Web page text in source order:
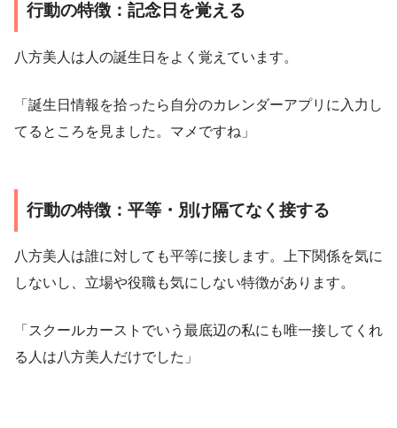
行動の特徴：記念日を覚える
八方美人は人の誕生日をよく覚えています。
「誕生日情報を拾ったら自分のカレンダーアプリに入力し
てるところを見ました。マメですね」
行動の特徴：平等・別け隔てなく接する
八方美人は誰に対しても平等に接します。上下関係を気に
しないし、立場や役職も気にしない特徴があります。
「スクールカーストでいう最底辺の私にも唯一接してくれ
る人は八方美人だけでした」